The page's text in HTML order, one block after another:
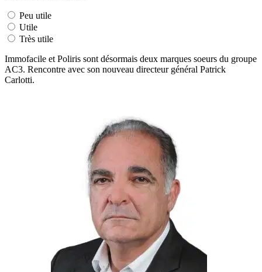
Peu utile
Utile
Très utile
Immofacile et Poliris sont désormais deux marques soeurs du groupe
AC3. Rencontre avec son nouveau directeur général Patrick
Carlotti.